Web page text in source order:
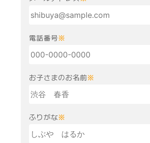
電話番号※
お子さまのお名前※
ふりがな※